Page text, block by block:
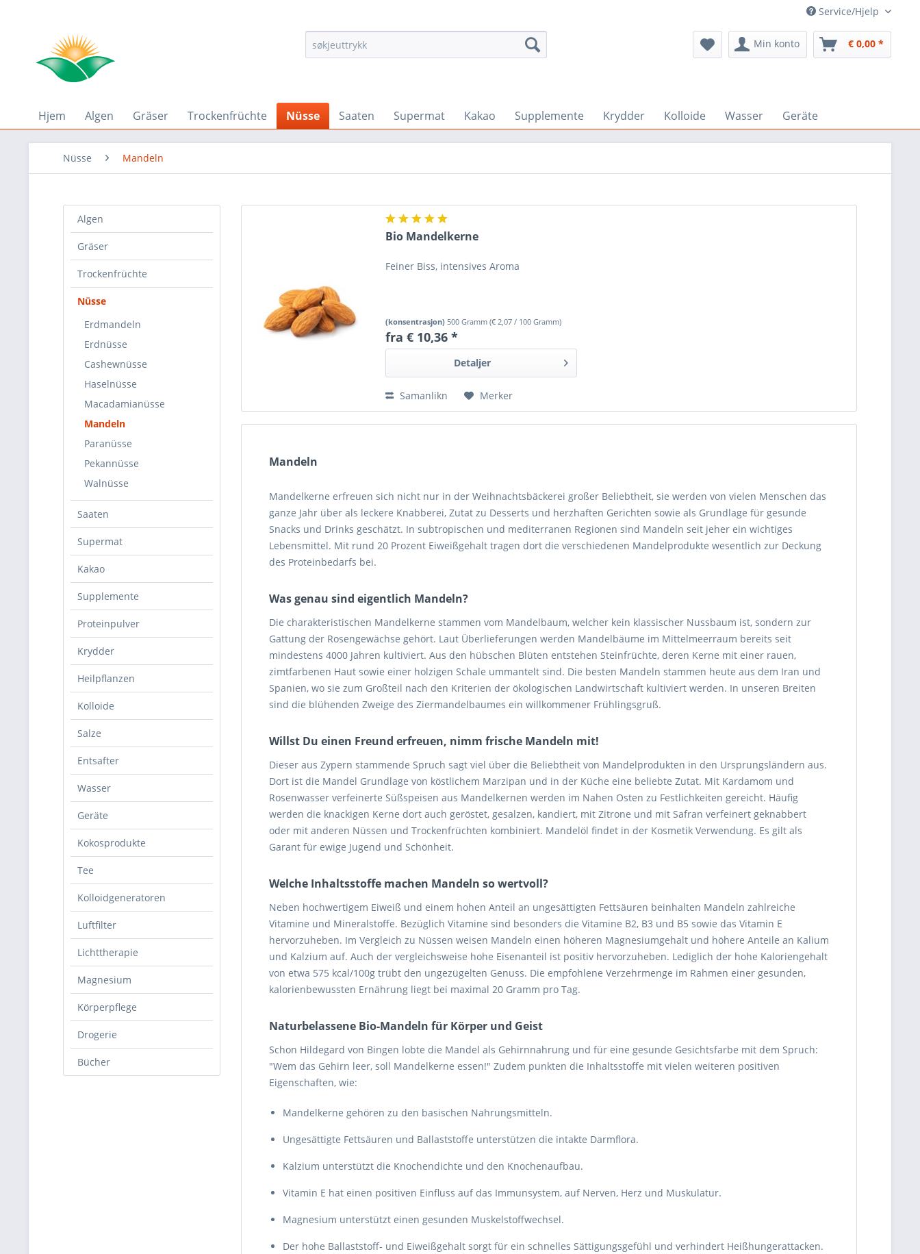
Service/Hjelp
Min konto € 0,00 *
Hjem Algen Gräser Trockenfrüchte Nüsse Saaten Supermat Kakao Supplemente Krydder Kolloide Wasser Geräte
Nüsse Mandeln
Algen
Gräser
Trockenfrüchte
Nüsse
Erdmandeln
Erdnüsse
Cashewnüsse
Haselnüsse
Macadamianüsse
Mandeln
Paranüsse
Pekannüsse
Walnüsse
Saaten
Supermat
Kakao
Supplemente
Proteinpulver
Krydder
Heilpflanzen
Kolloide
Salze
Entsafter
Wasser
Geräte
Kokosprodukte
Tee
Kolloidgeneratoren
Luftfilter
Lichttherapie
Magnesium
Körperpflege
Drogerie
Bücher
Bio Mandelkerne
Feiner Biss, intensives Aroma
(konsentrasjon)500 Gramm(€ 2,07 / 100 Gramm)
fra € 10,36 *
Detaljer
Samanlikn Merker
Mandeln
Mandelkerne erfreuen sich nicht nur in der Weihnachtsbäckerei großer Beliebtheit, sie werden von vielen Menschen das
ganze Jahr über als leckere Knabberei, Zutat zu Desserts und herzhaften Gerichten sowie als Grundlage für gesunde
Snacks und Drinks geschätzt. In subtropischen und mediterranen Regionen sind Mandeln seit jeher ein wichtiges
Lebensmittel. Mit rund 20 Prozent Eiweißgehalt tragen dort die verschiedenen Mandelprodukte wesentlich zur Deckung
des Proteinbedarfs bei.
Was genau sind eigentlich Mandeln?
Die charakteristischen Mandelkerne stammen vom Mandelbaum, welcher kein klassischer Nussbaum ist, sondern zur
Gattung der Rosengewächse gehört. Laut Überlieferungen werden Mandelbäume im Mittelmeerraum bereits seit
mindestens 4000 Jahren kultiviert. Aus den hübschen Blüten entstehen Steinfrüchte, deren Kerne mit einer rauen,
zimtfarbenen Haut sowie einer holzigen Schale ummantelt sind. Die besten Mandeln stammen heute aus dem Iran und
Spanien, wo sie zum Großteil nach den Kriterien der ökologischen Landwirtschaft kultiviert werden. In unseren Breiten
sind die blühenden Zweige des Ziermandelbaumes ein willkommener Frühlingsgruß.
Willst Du einen Freund erfreuen, nimm frische Mandeln mit!
Dieser aus Zypern stammende Spruch sagt viel über die Beliebtheit von Mandelprodukten in den Ursprungsländern aus.
Dort ist die Mandel Grundlage von köstlichem Marzipan und in der Küche eine beliebte Zutat. Mit Kardamom und
Rosenwasser verfeinerte Süßspeisen aus Mandelkernen werden im Nahen Osten zu Festlichkeiten gereicht. Häufig
werden die knackigen Kerne dort auch geröstet, gesalzen, kandiert, mit Zitrone und mit Safran verfeinert geknabbert
oder mit anderen Nüssen und Trockenfrüchten kombiniert. Mandelöl findet in der Kosmetik Verwendung. Es gilt als
Garant für ewige Jugend und Schönheit.
Welche Inhaltsstoffe machen Mandeln so wertvoll?
Neben hochwertigem Eiweiß und einem hohen Anteil an ungesättigten Fettsäuren beinhalten Mandeln zahlreiche
Vitamine und Mineralstoffe. Bezüglich Vitamine sind besonders die Vitamine B2, B3 und B5 sowie das Vitamin E
hervorzuheben. Im Vergleich zu Nüssen weisen Mandeln einen höheren Magnesiumgehalt und höhere Anteile an Kalium
und Kalzium auf. Auch der vergleichsweise hohe Eisenanteil ist positiv hervorzuheben. Lediglich der hohe Kaloriengehalt
von etwa 575 kcal/100g trübt den ungezügelten Genuss. Die empfohlene Verzehrmenge im Rahmen einer gesunden,
kalorienbewussten Ernährung liegt bei maximal 20 Gramm pro Tag.
Naturbelassene Bio-Mandeln für Körper und Geist
Schon Hildegard von Bingen lobte die Mandel als Gehirnnahrung und für eine gesunde Gesichtsfarbe mit dem Spruch:
"Wem das Gehirn leer, soll Mandelkerne essen!" Zudem punkten die Inhaltsstoffe mit vielen weiteren positiven
Eigenschaften, wie:
Mandelkerne gehören zu den basischen Nahrungsmitteln.
Ungesättigte Fettsäuren und Ballaststoffe unterstützen die intakte Darmflora.
Kalzium unterstützt die Knochendichte und den Knochenaufbau.
Vitamin E hat einen positiven Einfluss auf das Immunsystem, auf Nerven, Herz und Muskulatur.
Magnesium unterstützt einen gesunden Muskelstoffwechsel.
Der hohe Ballaststoff- und Eiweißgehalt sorgt für ein schnelles Sättigungsgefühl und verhindert Heißhungerattacken.